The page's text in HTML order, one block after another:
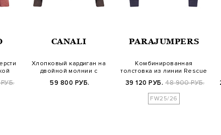
CANALI
Хлопковый кардиган на
двойной молнии с
59 800 РУБ.
PARAJUMPERS
Комбинированная
толстовка из линии Rescue
39 120 РУБ. 48 900 РУБ.
FW25/26